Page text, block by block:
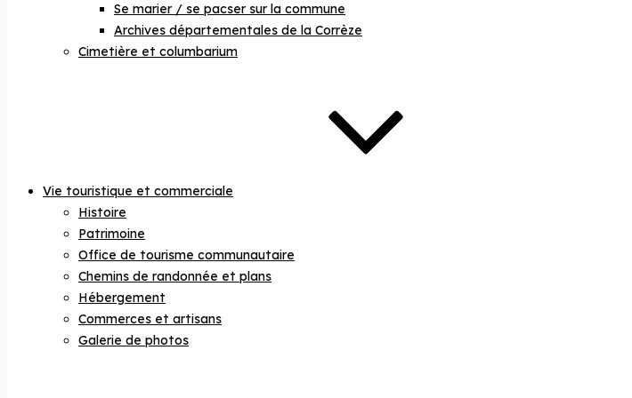
Se marier / se pacser sur la commune
Archives départementales de la Corrèze
Cimetière et columbarium
Vie touristique et commerciale
Histoire
Patrimoine
Office de tourisme communautaire
Chemins de randonnée et plans
Hébergement
Commerces et artisans
Galerie de photos